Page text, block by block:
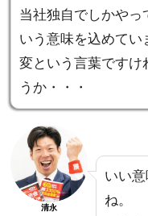
当社独自でしかやっ
いう意味を込めてい
変という言葉ですけ
うか・・・
清永
いい
ね。